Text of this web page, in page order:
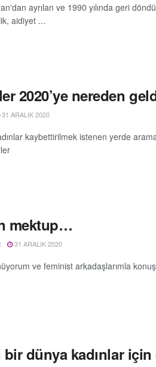
ayrılan ve 1990 yılında geri
aidiyet ...
2020’ye nereden
31 ARALIK 2020
kaybettirilmek istenen yerde
mektup…
31 ARALIK 2020
ve feminist arkadaşlarımla
bir dünya kadınlar